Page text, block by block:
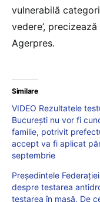
vulnerabilă
vedere’,
Agerpres.
Similare
VIDEO Rezultatele
București nu vor fi
familie, potrivit
accept va fi aplicat
septembrie
Președintele
despre testarea
testarea în masă. De